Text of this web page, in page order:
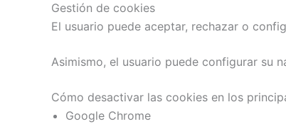
Gestión de cookies
El usuario puede aceptar, rechazar o
Asimismo, el usuario puede configurar su
Cómo desactivar las cookies en los
Google Chrome